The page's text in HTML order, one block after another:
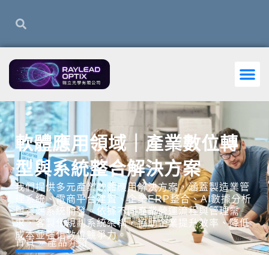
要
尋 尋
軟體應用領域｜產業數位轉
型與系統整合解決方案
我們提供多元產業軟體應用解決方案，涵蓋製造業管
理系統、電商平台建置、企業ERP整合、AI數據分析
與雲端系統開發。依據不同產業營運流程與管理需
求，客製化規劃系統架構，協助企業提升效率、降低
成本並強化數位競爭力。
首頁»產品介紹